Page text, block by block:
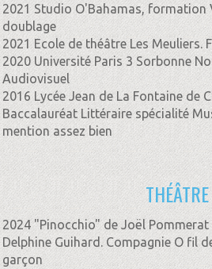
2021 Studio O'Bahamas, formation
doublage
2021 Ecole de théâtre Les Meuliers.
2020 Université Paris 3 Sorbonne
Audiovisuel
2016 Lycée Jean de La Fontaine de
Baccalauréat Littéraire spécialité
mention assez bien
THÉÂTRE
2024 "Pinocchio" de Joël Pommerat
Delphine Guihard. Compagnie O fil
garçon